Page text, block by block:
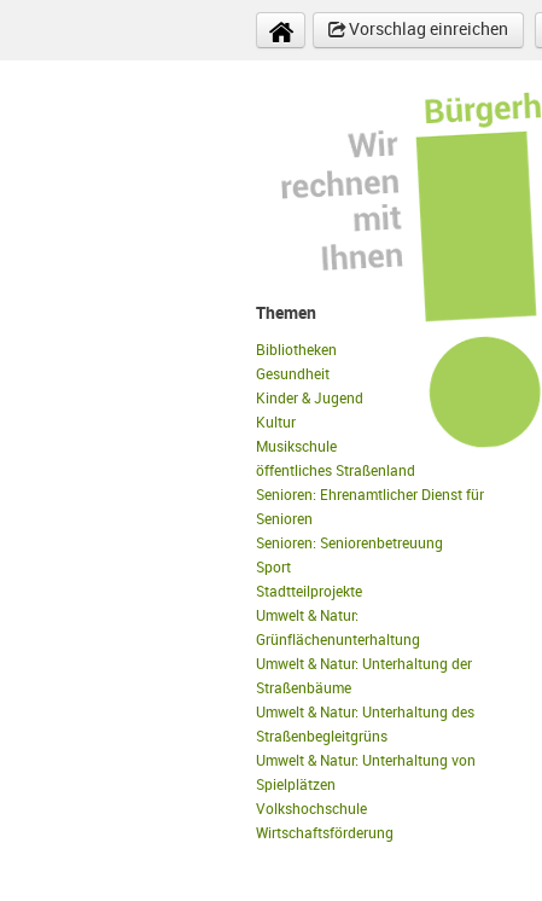
Vorschlag einreichen
Themen
Bibliotheken
Gesundheit
Kinder & Jugend
Kultur
Musikschule
öffentliches Straßenland
Senioren: Ehrenamtlicher Dienst für
Senioren
Senioren: Seniorenbetreuung
Sport
Stadtteilprojekte
Umwelt & Natur:
Grünflächenunterhaltung
Umwelt & Natur: Unterhaltung der
Straßenbäume
Umwelt & Natur: Unterhaltung des
Straßenbegleitgrüns
Umwelt & Natur: Unterhaltung von
Spielplätzen
Volkshochschule
Wirtschaftsförderung